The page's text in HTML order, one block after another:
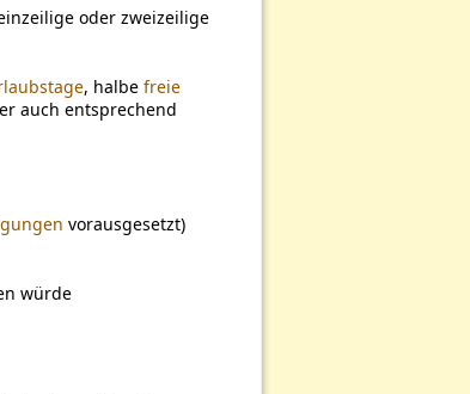
oder zweizeilige
, halbe freie
auch entsprechend
vorausgesetzt)
würde